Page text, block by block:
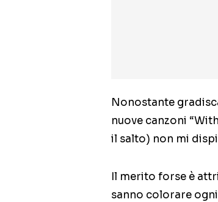
Nonostante
nuove canzoni
il salto) non mi
Il merito forse è
sanno colorare